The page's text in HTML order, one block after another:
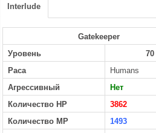
Interlude
Gatekeeper
Уровень
70
Раса
Humans
Агрессивный
Нет
Количество HP
3862
Количество MP
1493